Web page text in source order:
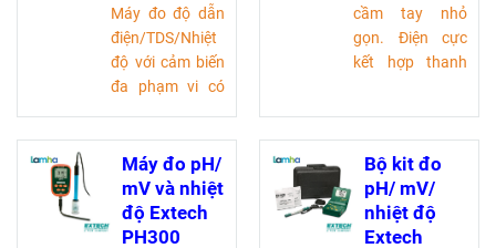
Máy đo độ dẫn
điện/TDS/Nhiệt
độ với cảm biến
đa phạm vi có
cao. Nó có tính
năng tự động
tắt nguồn với
tính năng vô
hiệu hóa, điều
cầm tay nhỏ
gọn. Điện cực
kết hợp thanh
dẫn điện, TDS và
nhiệt độ. Máy
đo có ba phạm
vi đo độ dẫn
điện và TDS,
Máy đo pH/
mV và nhiệt
độ Extech
PH300
Bộ kit đo
pH/ mV/
nhiệt độ
Extech